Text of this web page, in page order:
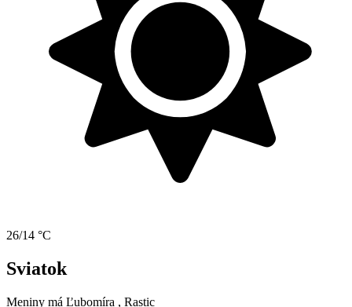
26/14 °C
Sviatok
Meniny má Ľubomíra , Rastic